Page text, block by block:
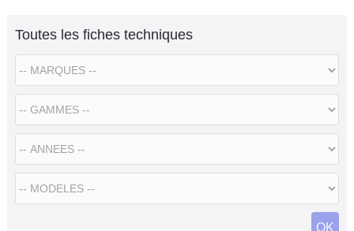
Toutes les fiches techniques